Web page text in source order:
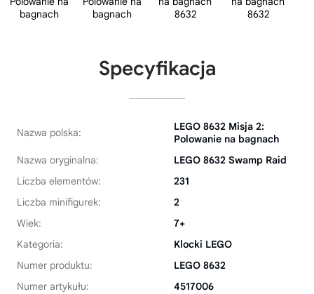
Specyfikacja
Nazwa polska:
LEGO 8632 Misja 2:
Polowanie na bagnach
Nazwa oryginalna:
LEGO 8632 Swamp Raid
Liczba elementów:
231
Liczba minifigurek:
2
Wiek:
7+
Kategoria:
Klocki LEGO
Numer produktu:
LEGO 8632
Numer artykułu:
4517006